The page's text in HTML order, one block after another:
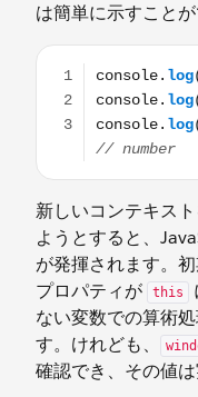
は簡単に示すことが
新しいコンテキス
ようとすると、
が発揮されます。
プロパティが this
ない変数での算術
す。けれども、
確認でき、その値は